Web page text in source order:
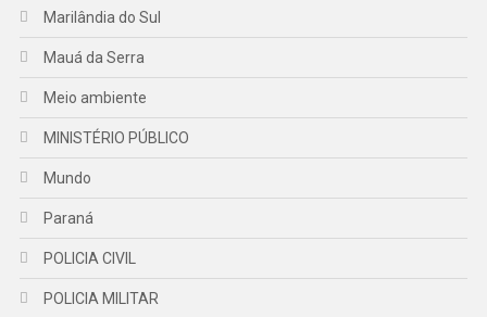
Marilândia do Sul
Mauá da Serra
Meio ambiente
MINISTÉRIO PÚBLICO
Mundo
Paraná
POLICIA CIVIL
POLICIA MILITAR